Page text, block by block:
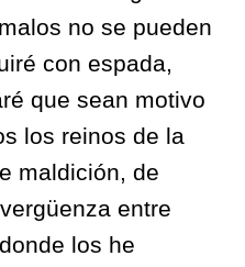
no se pueden
con espada,
que sean motivo
los reinos de la
maldición, de
entre
los he